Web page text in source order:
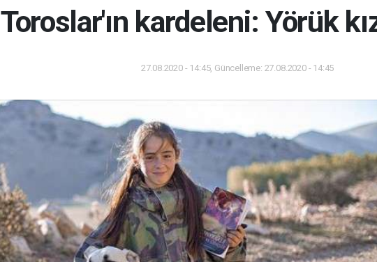
Toroslar'ın kardeleni: Yörük
27.08.2020 - 14:45, Güncelleme: 27.08.2020 - 14:45